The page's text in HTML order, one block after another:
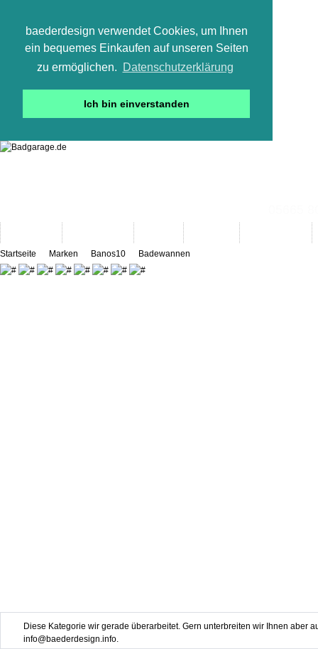
baederdesign verwendet Cookies, um Ihnen
ein bequemes Einkaufen auf unseren Seiten
zu ermöglichen.
Datenschutzerklärung
Ich bin einverstanden
Startseite Marken Banos10 Badewannen
Diese Kategorie wir gerade überarbeitet. Gern unterbreiten wir Ihnen aber
info@baederdesign.info.